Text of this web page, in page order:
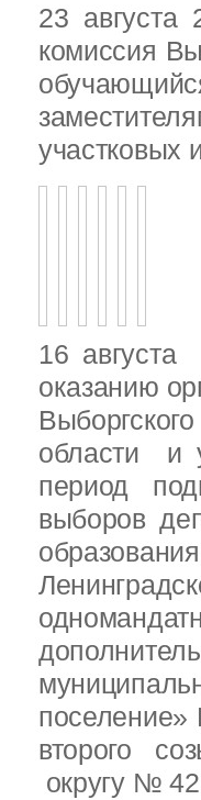
23 августа
комиссия
участковых
16 августа
оказанию
области и
период
выборов
поселение»
второго
округу №